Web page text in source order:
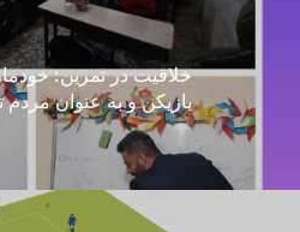
خلاقیت در تمرین:
بازیکن و به عنوان مردم